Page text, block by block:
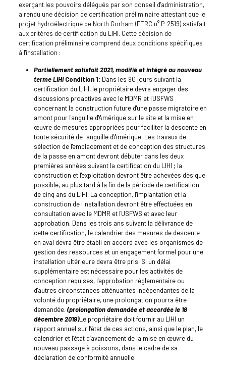
exerçant les pouvoirs délégués par son conseil d'administration,
a rendu une décision de certification préliminaire attestant que le
projet hydroélectrique de North Gorham (FERC n° P-2519) satisfait
aux critères de certification du LIHI. Cette décision de
certification préliminaire comprend deux conditions spécifiques
à l'installation :
Partiellement satisfait 2021, modifié et intégré au nouveau
terme LIHICondition 1; Dans les 90 jours suivant la
certification du LIHI, le propriétaire devra engager des
discussions proactives avec le MDMR et l'USFWS
concernant la construction future d'une passe migratoire en
amont pour l'anguille d'Amérique sur le site et la mise en
œuvre de mesures appropriées pour faciliter la descente en
toute sécurité de l'anguille d'Amérique. Les travaux de
sélection de l'emplacement et de conception des structures
de la passe en amont devront débuter dans les deux
premières années suivant la certification du LIHI ; la
construction et l'exploitation devront être achevées dès que
possible, au plus tard à la fin de la période de certification
de cinq ans du LIHI. La conception, l'implantation et la
construction de l'installation devront être effectuées en
consultation avec le MDMR et l'USFWS et avec leur
approbation. Dans les trois ans suivant la délivrance de
cette certification, le calendrier des mesures de descente
en aval devra être établi en accord avec les organismes de
gestion des ressources et un engagement formel pour une
installation ultérieure devra être pris. Si un délai
supplémentaire est nécessaire pour les activités de
conception requises, l'approbation réglementaire ou
d'autres circonstances atténuantes indépendantes de la
volonté du propriétaire, une prolongation pourra être
demandée. (prolongation demandée et accordée le 18
décembre 2019)Le propriétaire doit fournir au LIHI un
rapport annuel sur l’état de ces actions, ainsi que le plan, le
calendrier et l’état d’avancement de la mise en œuvre du
nouveau passage à poissons, dans le cadre de sa
déclaration de conformité annuelle.